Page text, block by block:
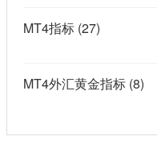
MT4指标 (27)
MT4外汇黄金指标 (8)